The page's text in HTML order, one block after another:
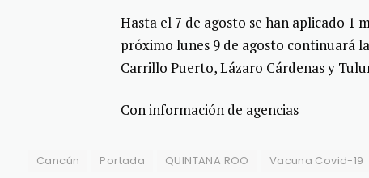
Hasta el 7 de agosto se han aplicado 1
próximo lunes 9 de agosto continuará
Carrillo Puerto, Lázaro Cárdenas y
Con información de agencias
Cancún Portada QUINTANA ROO Vacuna Covid-19